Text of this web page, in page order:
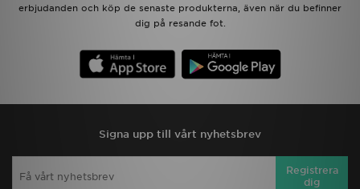
erbjudanden och köp de senaste produkterna, även när du befinner
dig på resande fot.
Signa upp till vårt nyhetsbrev
Registrera
dig